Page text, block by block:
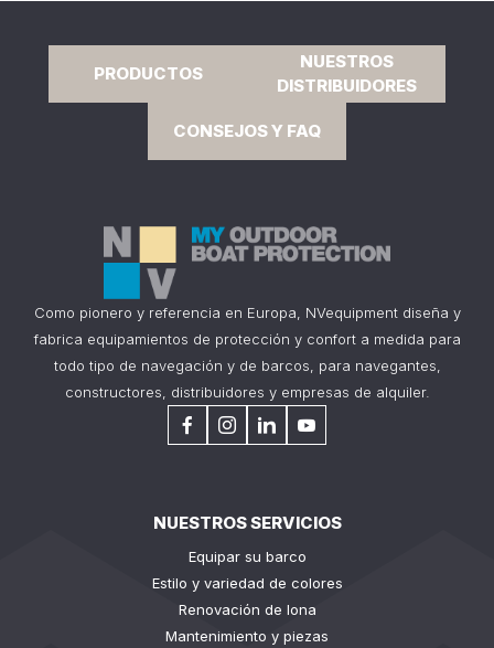
PRODUCTOS
NUESTROS
DISTRIBUIDORES
CONSEJOS Y FAQ
Como pionero y referencia en Europa, NVequipment diseña y
fabrica equipamientos de protección y confort a medida para
todo tipo de navegación y de barcos, para navegantes,
constructores, distribuidores y empresas de alquiler.
NUESTROS SERVICIOS
Equipar su barco
Estilo y variedad de colores
Renovación de lona
Mantenimiento y piezas